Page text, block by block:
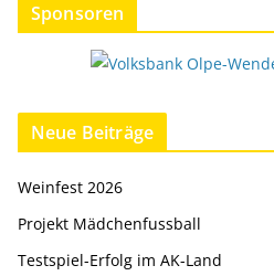
Sponsoren
Neue Beiträge
Weinfest 2026
Projekt Mädchenfussball
Testspiel-Erfolg im AK-Land